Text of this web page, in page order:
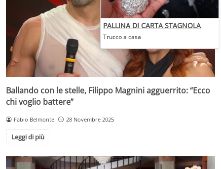
Ballando con le stelle, Filippo Magnini agguerrito: “Ecco
chi voglio battere”
Fabio Belmonte 28 Novembre 2025
Leggi di più
PALLINA DI CARTA STAGNOLA
Trucco a casa